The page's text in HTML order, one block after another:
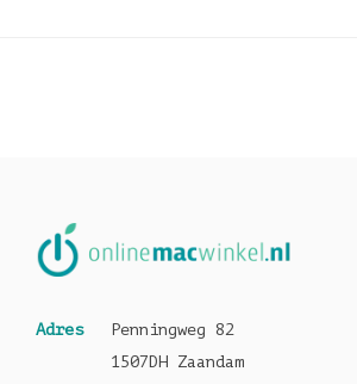
Adres
Penningweg 82
1507DH Zaandam